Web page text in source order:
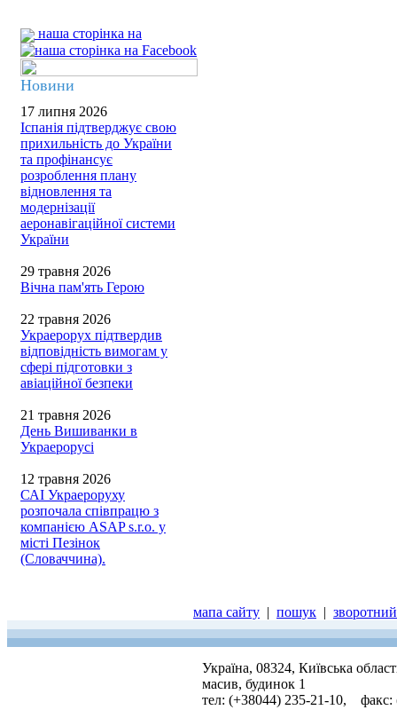
наша сторінка на
Новини
17 липня 2026
Іспанія підтверджує свою
прихильність до України
та профінансує
розроблення плану
відновлення та
модернізації
аеронавігаційної системи
України
29 травня 2026
Вічна пам'ять Герою
22 травня 2026
Украерорух підтвердив
відповідність вимогам у
сфері підготовки з
авіаційної безпеки
21 травня 2026
День Вишиванки в
Украерорусі
12 травня 2026
САІ Украероруху
розпочала співпрацю з
компанією ASAP s.r.o. у
місті Пезінок
(Словаччина).
мапа сайту | пошук |
Україна, 08324, Київська
масив, будинок 1
тел: (+38044) 235-21-10, факс: